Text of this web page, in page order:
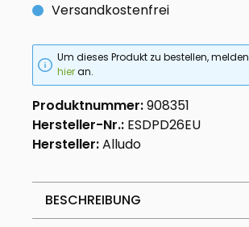
Versandkostenfrei
Um dieses Produkt zu bestellen,
hieran.
Produktnummer:908351
Hersteller-Nr.: ESDPD26EU
Hersteller:Alludo
BESCHREIBUNG